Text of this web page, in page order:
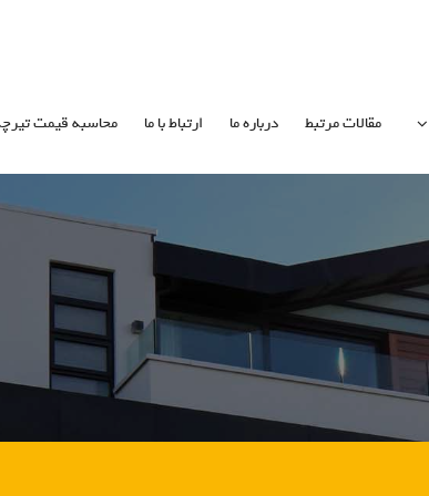
مقالات مرتبط درباره ما ارتباط با ما محاسبه قیمت